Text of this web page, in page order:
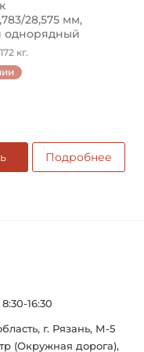
28,575 мм,
однорядный
...
кг.
Подробнее
16:30
г. Рязань, М-5
(Окружная дорога),